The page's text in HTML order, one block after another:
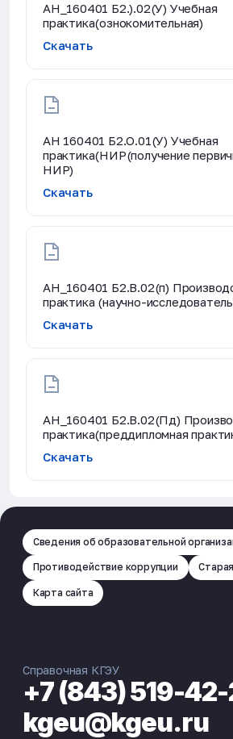
АН_160401 Б2.).02(У) Учебная
практика(ознокомительная)
Скачать
АН 160401 Б2.О.01(У) Учебная
практика(НИР(получение
НИР)
Скачать
АН_160401 Б2.В.02(п)
практика (научно-
Скачать
АН_160401 Б2.В.02(Пд)
практика(преддипломная
Скачать
Сведения об образовательной
Противодействие коррупции
Карта сайта
Справочная КГЭУ
+7 (843) 519-
kgeu@kgeu.ru